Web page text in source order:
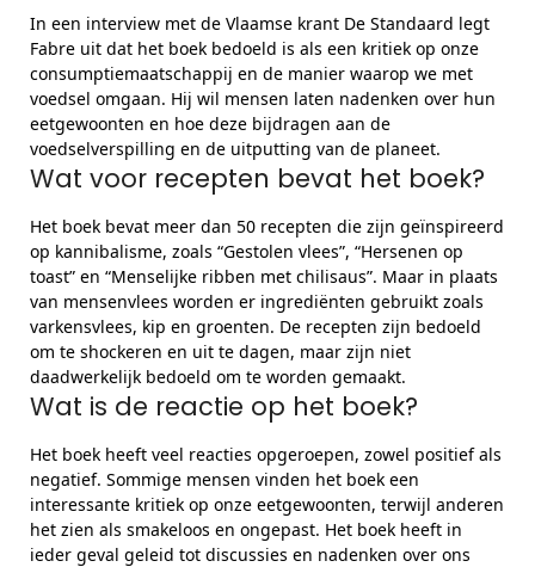
In een interview met de Vlaamse krant De Standaard legt
Fabre uit dat het boek bedoeld is als een kritiek op onze
consumptiemaatschappij en de manier waarop we met
voedsel omgaan. Hij wil mensen laten nadenken over hun
eetgewoonten en hoe deze bijdragen aan de
voedselverspilling en de uitputting van de planeet.
Wat voor recepten bevat het boek?
Het boek bevat meer dan 50 recepten die zijn geïnspireerd
op kannibalisme, zoals “Gestolen vlees”, “Hersenen op
toast” en “Menselijke ribben met chilisaus”. Maar in plaats
van mensenvlees worden er ingrediënten gebruikt zoals
varkensvlees, kip en groenten. De recepten zijn bedoeld
om te shockeren en uit te dagen, maar zijn niet
daadwerkelijk bedoeld om te worden gemaakt.
Wat is de reactie op het boek?
Het boek heeft veel reacties opgeroepen, zowel positief als
negatief. Sommige mensen vinden het boek een
interessante kritiek op onze eetgewoonten, terwijl anderen
het zien als smakeloos en ongepast. Het boek heeft in
ieder geval geleid tot discussies en nadenken over ons